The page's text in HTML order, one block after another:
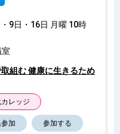
9日・16日 月曜 10時
組む 健康に生きるため
レッジ
加 参加する